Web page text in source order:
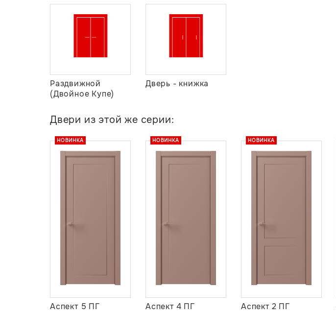
Раздвижной
(Двойное Купе)
Дверь - книжка
Двери из этой же серии:
НОВИНКА
Аспект 5 ПГ
НОВИНКА
Аспект 4 ПГ
НОВИНКА
Аспект 2 ПГ